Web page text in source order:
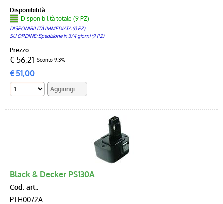
Disponibilità:
Disponibilità totale (9 PZ)
DISPONIBILITÀ IMMEDIATA (0 PZ)
SU ORDINE: Spedizione in 3/4 giorni (9 PZ)
Prezzo:
€ 56,21 Sconto 9.3%
€51,00
Black & Decker PS130A
Cod. art.:
PTH0072A